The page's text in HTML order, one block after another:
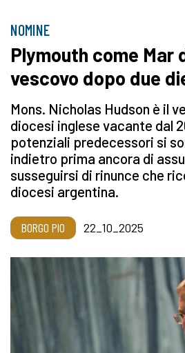
NOMINE
Plymouth come Mar
vescovo dopo due
Mons. Nicholas Hudson è il
diocesi inglese vacante dal
potenziali predecessori si
indietro prima ancora di
susseguirsi di rinunce che
diocesi argentina.
BORGO PIO 22_10_2025